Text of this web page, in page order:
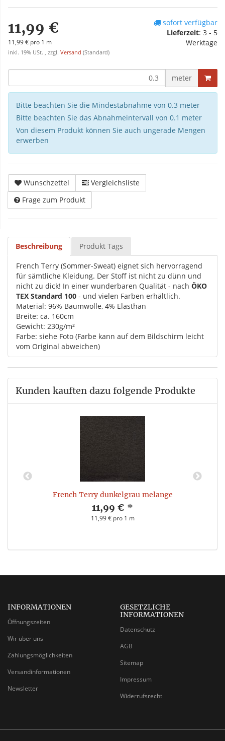
11,99 €
11,99 € pro 1 m
inkl. 19% USt. , zzgl. Versand (Standard)
sofort verfügbar
Lieferzeit: 3 - 5
Werktage
meter
Bitte beachten Sie die Mindestabnahme von 0.3 meter
Bitte beachten Sie das Abnahmeintervall von 0.1 meter
Von diesem Produkt können Sie auch ungerade Mengen
erwerben
Wunschzettel
Vergleichsliste
Frage zum Produkt
Beschreibung Produkt Tags
French Terry (Sommer-Sweat) eignet sich hervorragend
für sämtliche Kleidung. Der Stoff ist nicht zu dünn und
nicht zu dick! In einer wunderbaren Qualität - nach ÖKO
TEX Standard 100 - und vielen Farben erhältlich.
Material: 96% Baumwolle, 4% Elasthan
Breite: ca. 160cm
Gewicht: 230g/m²
Farbe: siehe Foto (Farbe kann auf dem Bildschirm leicht
vom Original abweichen)
Kunden kauften dazu folgende Produkte
French Terry dunkelgrau melange
11,99 € *
11,99 € pro 1 m
INFORMATIONEN
Öffnungszeiten
Wir über uns
Zahlungsmöglichkeiten
Versandinformationen
Newsletter
GESETZLICHE
INFORMATIONEN
Datenschutz
AGB
Sitemap
Impressum
Widerrufsrecht